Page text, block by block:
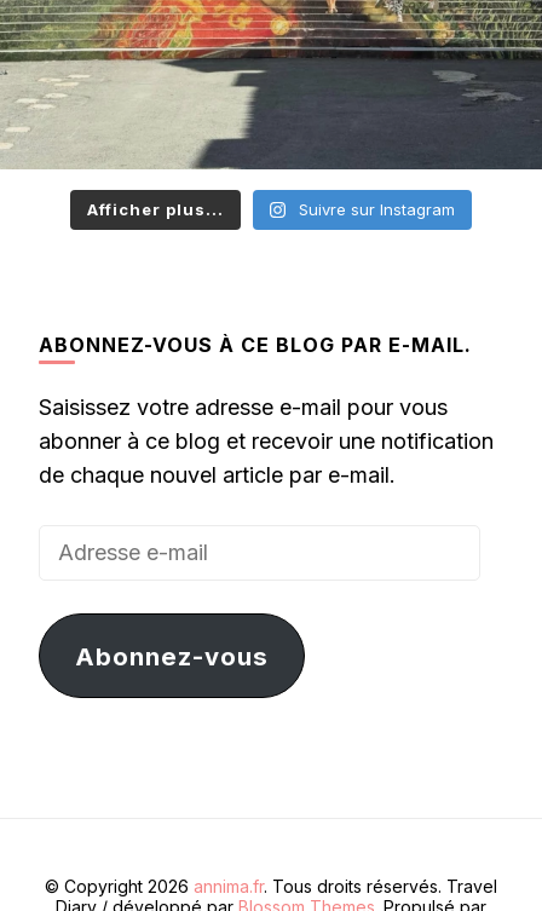
Afficher plus... Suivre sur Instagram
ABONNEZ-VOUS À CE BLOG PAR E-MAIL.
Saisissez votre adresse e-mail pour vous
abonner à ce blog et recevoir une notification
de chaque nouvel article par e-mail.
Adresse
mail
Abonnez-vous
© Copyright 2026 annima.fr. Tous droits réservés. Travel